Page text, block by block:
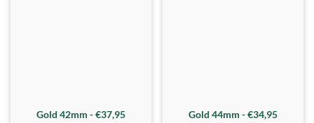
Gold 42mm - €37,95
Gold 44mm - €34,95